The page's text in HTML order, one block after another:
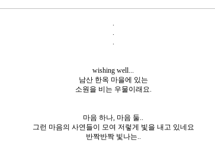
.
.
.
wishing well...
남산 한옥 마을에 있는
소원을 비는 우물이래요.
마음 하나, 마음 둘..
그런 마음의 사연들이 모여 저렇게 빛을 내고 있네요
반짝반짝 빛나는..